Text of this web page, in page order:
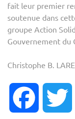
fait leur premier
soutenue dans
groupe Action
Gouvernement du
Christophe B. LARE
Facebook